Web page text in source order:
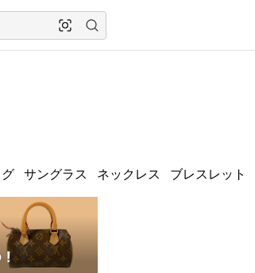
サングラス ネックレス ブレスレット